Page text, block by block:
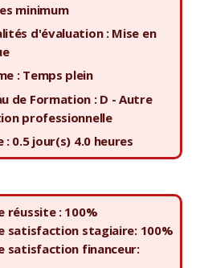
minimum
d'évaluation : Mise en
: Temps plein
de Formation : D - Autre
professionnelle
: 0.5 jour(s) 4.0 heures
réussite : 100%
satisfaction stagiaire: 100%
satisfaction financeur: